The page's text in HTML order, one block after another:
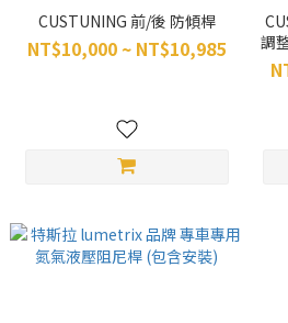
CUSTUNING 前/後 防傾桿
NT$10,000 ~ NT$10,985
調